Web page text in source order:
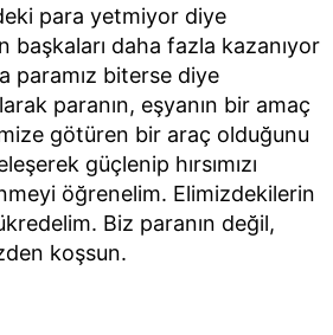
para yetmiyor diye
başkaları daha fazla kazanıyor
paramız biterse diye
paranın, eşyanın bir amaç
götüren bir araç olduğunu
güçlenip hırsımızı
öğrenelim. Elimizdekilerin
Biz paranın değil,
koşsun.